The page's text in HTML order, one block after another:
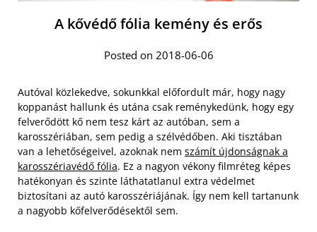
A kővédő fólia kemény és erős
Posted on 2018-06-06
Autóval közlekedve, sokunkkal előfordult már, hogy nagy
koppanást hallunk és utána csak reménykedünk, hogy egy
felverődött kő nem tesz kárt az autóban, sem a
karosszériában, sem pedig a szélvédőben. Aki tisztában
van a lehetőségeivel, azoknak nem számít újdonságnak a
karosszériavédő fólia. Ez a nagyon vékony filmréteg képes
hatékonyan és szinte láthatatlanul extra védelmet
biztosítani az autó karosszériájának. Így nem kell tartanunk
a nagyobb kőfelverődésektől sem.